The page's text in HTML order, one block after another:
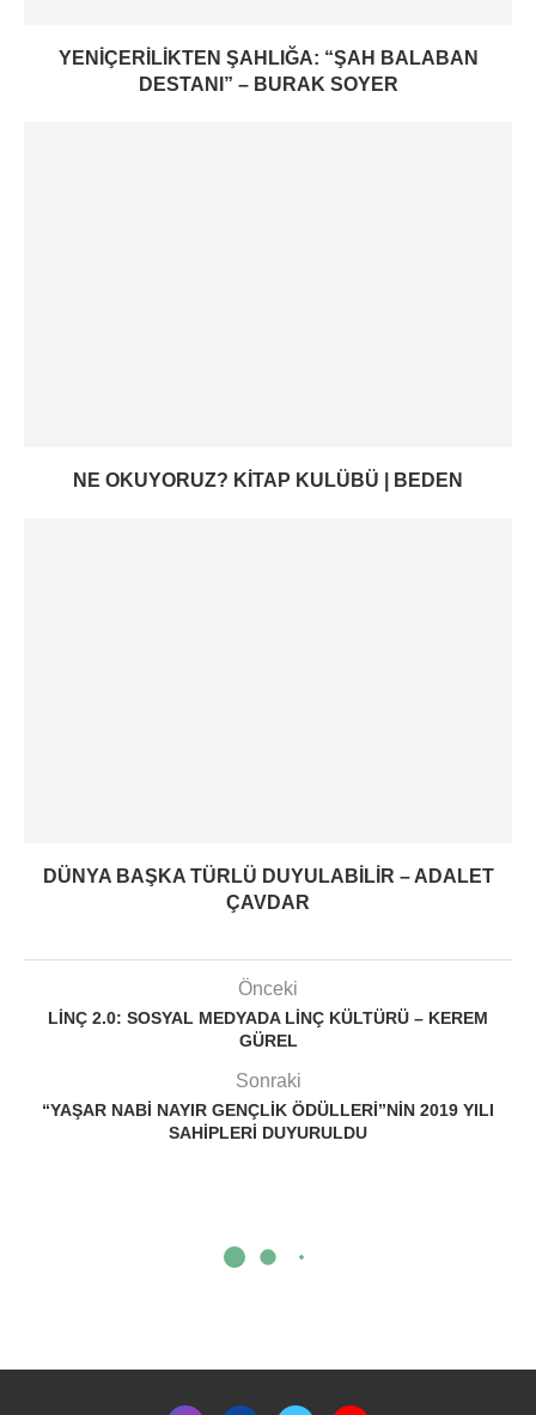
YENIÇERILIKTEN ŞAHLIĞA: “ŞAH BALABAN
DESTANI” – BURAK SOYER
NE OKUYORUZ? KITAP KULÜBÜ | BEDEN
DÜNYA BAŞKA TÜRLÜ DUYULABILIR – ADALET
ÇAVDAR
Önceki
LİNÇ 2.0: SOSYAL MEDYADA LINÇ KÜLTÜRÜ – KEREM
GÜREL
Sonraki
“YAŞAR NABI NAYIR GENÇLIK ÖDÜLLERI”NIN 2019 YILI
SAHIPLERI DUYURULDU